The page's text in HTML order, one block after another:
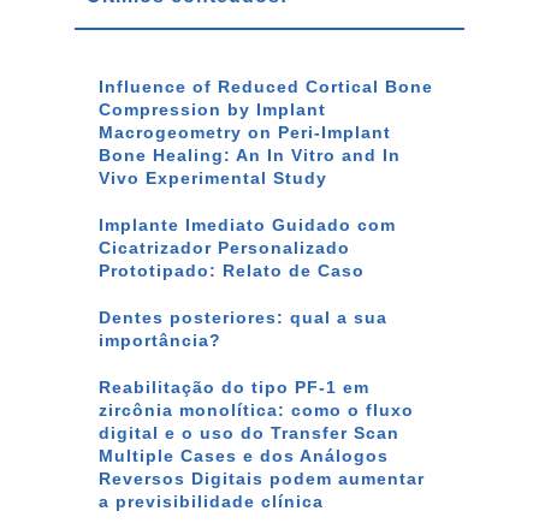
Influence of Reduced Cortical Bone
Compression by Implant
Macrogeometry on Peri-Implant
Bone Healing: An In Vitro and In
Vivo Experimental Study
Implante Imediato Guidado com
Cicatrizador Personalizado
Prototipado: Relato de Caso
Dentes posteriores: qual a sua
importância?
Reabilitação do tipo PF-1 em
zircônia monolítica: como o fluxo
digital e o uso do Transfer Scan
Multiple Cases e dos Análogos
Reversos Digitais podem aumentar
a previsibilidade clínica